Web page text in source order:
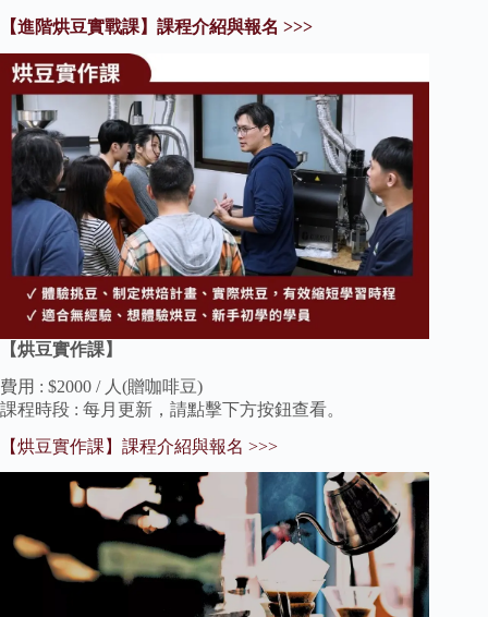
【進階烘豆實戰課】課程介紹與報名 >>>
【烘豆實作課】
費用 : $2000 / 人(贈咖啡豆)
課程時段 : 每月更新，請點擊下方按鈕查看。
【烘豆實作課】課程介紹與報名 >>>